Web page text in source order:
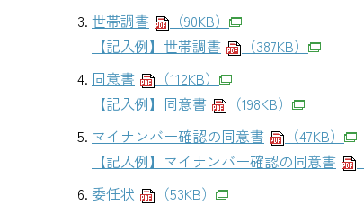
世帯調書
（90KB）
【記入例】世帯調書
（387KB）
同意書
（112KB）
【記入例】同意書
（198KB）
マイナンバー確認の同意書
（47KB）
【記入例】マイナンバー確認の同意書
委任状
（53KB）